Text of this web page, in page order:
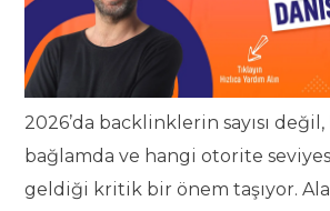
2026’da backlinklerin sayısı
bağlamda ve hangi otorite
geldiği kritik bir önem taşıyor.